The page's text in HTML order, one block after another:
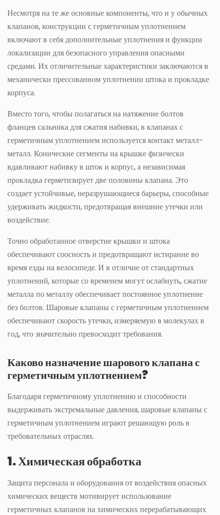
Несмотря на те же основные компоненты, что и у обычных
клапанов, конструкции с герметичным уплотнением
включают в себя дополнительные уплотнения и функции
локализации для безопасного управления опасными
средами. Их отличительные характеристики заключаются в
механически прессованном уплотнении штока и прокладке
корпуса.
Вместо того, чтобы полагаться на натяжение болтов
фланцев сальника для сжатия набивки, в клапанах с
герметичным уплотнением используется контакт металл-
металл. Конические сегменты на крышке физически
вдавливают набивку в шток и корпус, а независимая
прокладка герметизирует две половины клапана. Это
создает устойчивые, неразрушающиеся барьеры, способные
удерживать жидкости, предотвращая внешние утечки или
воздействие.
Точно обработанное отверстие крышки и штока
обеспечивают соосность и предотвращают истирание во
время езды на велосипеде. И в отличие от стандартных
уплотнений, которые со временем могут ослабнуть, сжатие
металла по металлу обеспечивает постоянное уплотнение
без болтов. Шаровые клапаны с герметичным уплотнением
обеспечивают скорость утечки, измеряемую в молекулах в
год, что значительно превосходит требования.
Каково назначение шарового клапана с
герметичным уплотнением?
Благодаря герметичному уплотнению и способности
выдерживать экстремальные давления, шаровые клапаны с
герметичным уплотнением играют решающую роль в
требовательных отраслях.
1. Химическая обработка
Защита персонала и оборудования от воздействия опасных
химических веществ мотивирует использование
герметичных клапанов на химических перерабатывающих